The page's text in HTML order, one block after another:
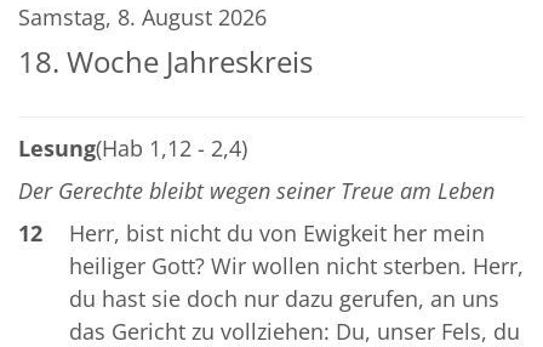
Samstag, 8. August 2026
18. Woche Jahreskreis
Lesung(Hab 1,12 - 2,4)
Der Gerechte bleibt wegen seiner Treue am Leben
12
Herr, bist nicht du von Ewigkeit her mein
heiliger Gott? Wir wollen nicht sterben. Herr,
du hast sie doch nur dazu gerufen, an uns
das Gericht zu vollziehen: Du, unser Fels, du